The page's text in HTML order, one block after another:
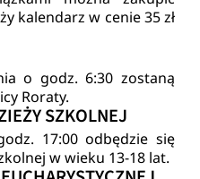
kalendarz w cenie 35 zł
o godz. 6:30 zostaną
Roraty.
SZKOLNEJ
17:00 odbędzie się
w wieku 13-18 lat.